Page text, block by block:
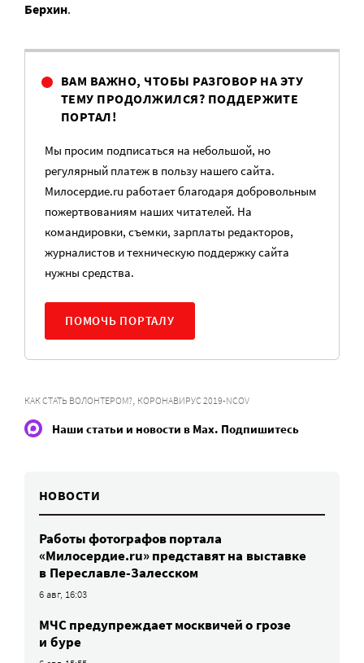
Берхин.
ВАМ ВАЖНО, ЧТОБЫ РАЗГОВОР НА ЭТУ
ТЕМУ ПРОДОЛЖИЛСЯ? ПОДДЕРЖИТЕ
ПОРТАЛ!
Мы просим подписаться на небольшой, но
регулярный платеж в пользу нашего сайта.
Милосердие.ru работает благодаря добровольным
пожертвованиям наших читателей. На
командировки, съемки, зарплаты редакторов,
журналистов и техническую поддержку сайта
нужны средства.
ПОМОЧЬ ПОРТАЛУ
КАК СТАТЬ ВОЛОНТЕРОМ?, КОРОНАВИРУС 2019-NCOV
Наши статьи и новости в Max. Подпишитесь
НОВОСТИ
Работы фотографов портала
«Милосердие.ru» представят на выставке
в Переславле-Залесском
6 авг, 16:03
МЧС предупреждает москвичей о грозе
и буре